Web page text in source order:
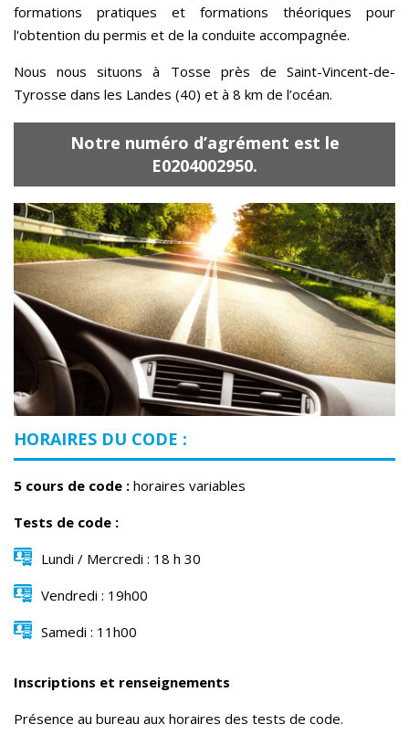
formations pratiques et formations théoriques pour
l'obtention du permis et de la conduite accompagnée.
Nous nous situons à Tosse près de Saint-Vincent-de-
Tyrosse dans les Landes (40) et à 8 km de l’océan.
Notre numéro d’agrément est le
E0204002950.
HORAIRES DU CODE :
5 cours de code : horaires variables
Tests de code :
Lundi / Mercredi : 18 h 30
Vendredi : 19h00
Samedi : 11h00
Inscriptions et renseignements
Présence au bureau aux horaires des tests de code.